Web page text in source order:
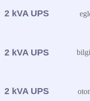
2 kVA UPS
2 kVA UPS
2 kVA UPS